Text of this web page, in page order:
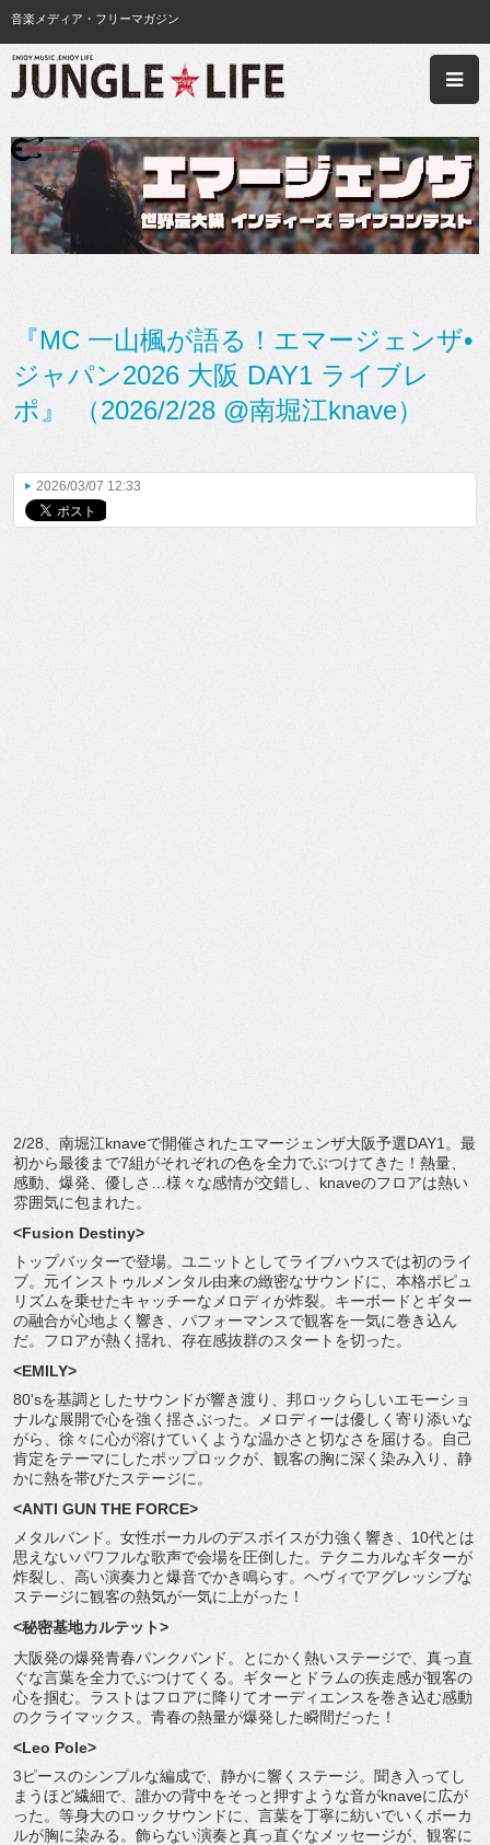
音楽メディア・フリーマガジン
『MC 一山楓が語る！エマージェンザ•
ジャパン2026 大阪 DAY1 ライブレ
ポ』 （2026/2/28 @南堀江knave）
2026/03/07 12:33
2/28、 南堀江knaveで開催されたエマージェンザ大阪予選DAY1。 最
初から最後まで7組がそれぞれの色を全力でぶつけてきた！ 熱量、
感動、爆発、優しさ…様々な感情が交錯し、 knaveのフロアは熱い
雰囲気に包まれた。
<Fusion Destiny>
トップバッターで登場。 ユニットとしてライブハウスでは初のライ
ブ。 元インストゥルメンタル由来の緻密なサウンドに、 本格ポピュ
リズムを乗せたキャッチーなメロディが炸裂。 キーボードとギター
の融合が心地よく響き、 パフォーマンスで観客を一気に巻き込ん
だ。フロアが熱く揺れ、 存在感抜群のスタートを切った。
<EMILY>
80'sを基調としたサウンドが響き渡り、 邦ロックらしいエモーショ
ナルな展開で心を強く揺さぶった。
メロディーは優しく寄り添いな
がら、 徐々に心が溶けていくような温かさと切なさを届ける。
自己
肯定をテーマにしたポップロックが、 観客の胸に深く染み入り、静
かに熱を帯びたステージに。
<ANTI GUN THE FORCE>
メタルバンド。女性ボーカルのデスボイスが力強く響き、 10代とは
思えないパワフルな歌声で会場を圧倒した。 テクニカルなギターが
炸裂し、高い演奏力と爆音でかき鳴らす。 ヘヴィでアグレッシブな
ステージに観客の熱気が一気に上がった！
<秘密基地カルテット>
大阪発の爆発青春パンクバンド。とにかく熱いステージで、 真っ直
ぐな言葉を全力でぶつけてくる。 ギターとドラムの疾走感が観客の
心を掴む。 ラストはフロアに降りてオーディエンスを巻き込む感動
のクライマックス。青春の熱量が爆発した瞬間だった！
<Leo Pole>
3ピースのシンプルな編成で、静かに響くステージ。 聞き入ってし
まうほど繊細で、 誰かの背中をそっと押すような音がknaveに広が
った。 等身大のロックサウンドに、 言葉を丁寧に紡いでいくボーカ
ルが胸に染みる。 飾らない演奏と真っ直ぐなメッセージが、 観客に